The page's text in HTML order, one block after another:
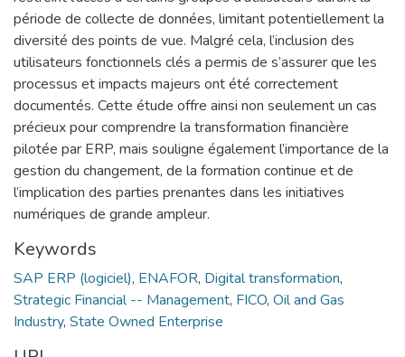
période de collecte de données, limitant potentiellement la
diversité des points de vue. Malgré cela, l’inclusion des
utilisateurs fonctionnels clés a permis de s’assurer que les
processus et impacts majeurs ont été correctement
documentés. Cette étude offre ainsi non seulement un cas
précieux pour comprendre la transformation financière
pilotée par ERP, mais souligne également l’importance de la
gestion du changement, de la formation continue et de
l’implication des parties prenantes dans les initiatives
numériques de grande ampleur.
Keywords
SAP ERP (logiciel), ENAFOR, Digital transformation,
Strategic Financial -- Management, FICO, Oil and Gas
Industry, State Owned Enterprise